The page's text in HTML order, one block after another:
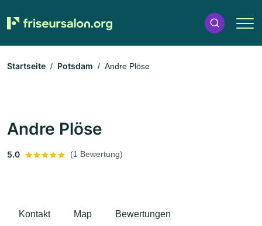
Startseite Potsdam Andre Plöse
Andre Plöse
5.0 (1 Bewertung)
Kontakt Map Bewertungen